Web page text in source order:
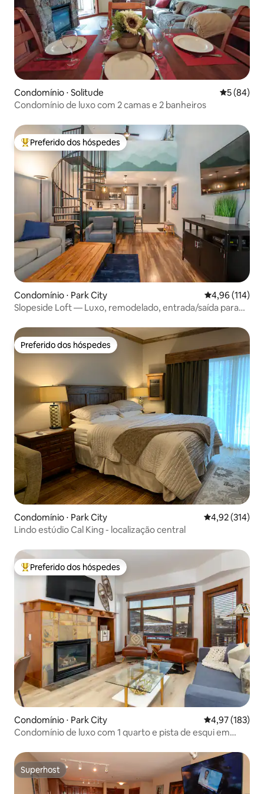
Condomínio ⋅ Solitude 5 de uma
5 (84)
Condomínio de luxo com 2 camas e 2 banheiros
Entre os melhores preferidos dos hóspedes
Preferido dos hóspedes
Condomínio ⋅ Park City 4,96 de uma
4,96 (114)
Slopeside Loft — Luxo, remodelado, entrada/saída para
Preferido dos hóspedes
Preferido dos hóspedes
Condomínio ⋅ Park City 4,92 de uma
4,92 (314)
Lindo estúdio Cal King - localização central
Entre os melhores preferidos dos hóspedes
Preferido dos hóspedes
Condomínio ⋅ Park City 4,97 de uma
4,97 (183)
Condomínio de luxo com 1 quarto e pista de esqui em
Superhost
Superhost